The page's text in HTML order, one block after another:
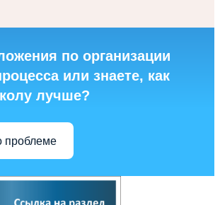
по организации
или знаете, как
лучше?
проблеме